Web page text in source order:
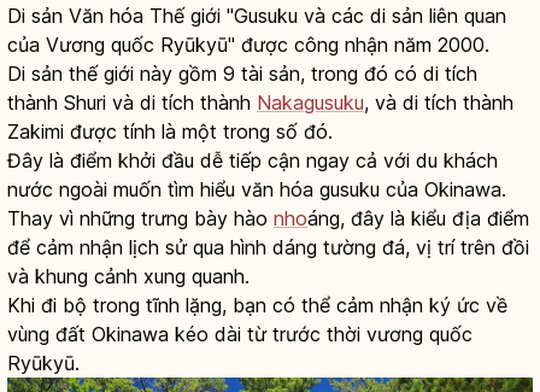
Di sản Văn hóa Thế giới "Gusuku và các di sản liên quan
của Vương quốc Ryūkyū" được công nhận năm 2000.
Di sản thế giới này gồm 9 tài sản, trong đó có di tích
thành Shuri và di tích thành Nakagusuku, và di tích thành
Zakimi được tính là một trong số đó.
Đây là điểm khởi đầu dễ tiếp cận ngay cả với du khách
nước ngoài muốn tìm hiểu văn hóa gusuku của Okinawa.
Thay vì những trưng bày hào nhoáng, đây là kiểu địa điểm
để cảm nhận lịch sử qua hình dáng tường đá, vị trí trên đồi
và khung cảnh xung quanh.
Khi đi bộ trong tĩnh lặng, bạn có thể cảm nhận ký ức về
vùng đất Okinawa kéo dài từ trước thời vương quốc
Ryūkyū.